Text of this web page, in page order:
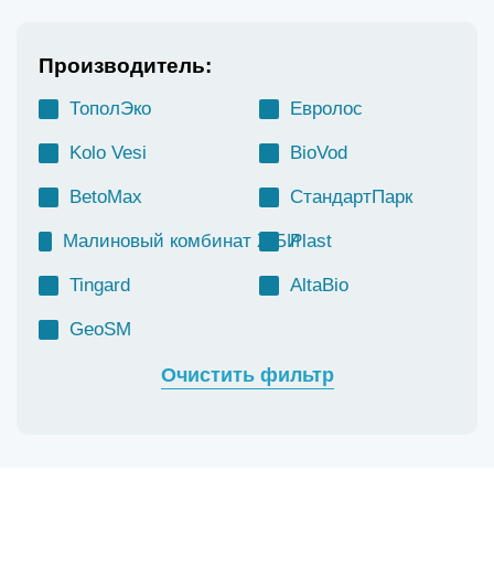
Производитель:
ТополЭко Евролос
Kolo Vesi BioVod
BetoMax СтандартПарк
Малиновый комбинат ЖБИPlast
Tingard AltaBio
GeoSM
Очистить фильтр